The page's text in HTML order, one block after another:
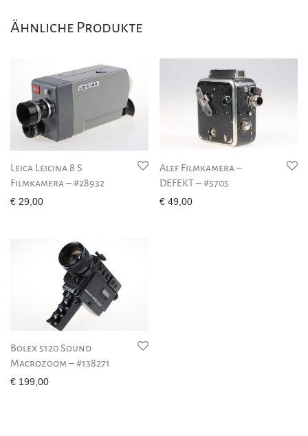
Ähnliche Produkte
Leica Leicina 8 S
Filmkamera – #28932
€ 29,00
Alef Filmkamera –
DEFEKT – #5705
€ 49,00
Bolex 5120 Sound
Macrozoom – #138271
€ 199,00